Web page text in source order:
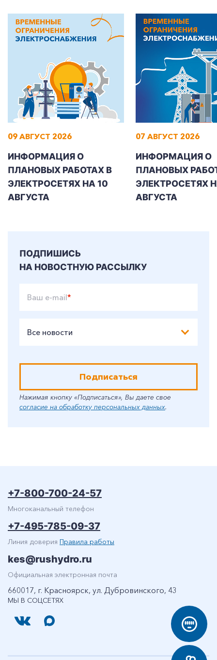
09 АВГУСТ 2026
ИНФОРМАЦИЯ О
ПЛАНОВЫХ РАБОТАХ В
ЭЛЕКТРОСЕТЯХ НА 10
АВГУСТА
07 АВГУСТ 2026
ИНФОРМАЦИЯ О
ПЛАНОВЫХ
ЭЛЕКТРОСЕТЯХ
АВГУСТА
ПОДПИШИСЬ
НА НОВОСТНУЮ РАССЫЛКУ
Ваш e-mail*
Все новости
Подписаться
Нажимая кнопку «Подписаться», Вы даете свое
согласие на обработку персональных данных.
МЫ В СОЦСЕТЯХ
+7-800-700-24-57
Многоканальный телефон
+7-495-785-09-37
Линия доверия Правила работы
kes@rushydro.ru
Официальная электронная почта
660017, г. Красноярск, ул. Дубровинского, 43